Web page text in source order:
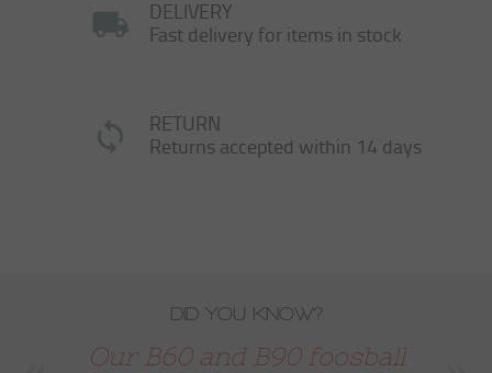
DELIVERY
Fast delivery for items in stock
RETURN
Returns accepted within 14 days
DID YOU KNOW?
Our B60 and B90 foosball